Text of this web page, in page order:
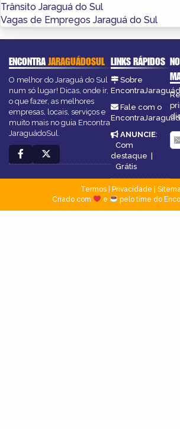
Trânsito Jaraguá do Sul
Vagas de Empregos Jaraguá do Sul
ENCONTRAJARAGUÁDOSUL
O melhor do Jaraguá do Sul
num só lugar! Dicas, onde ir,
o que fazer, as melhores
empresas, locais, serviços e
muito mais no guia Encontra
JaraguádoSul.
LINKS RÁPIDOS
Sobre
Fale com o
ANUNCIE:
Com
destaque
Grátis
Termos| Privacidade
Criado com
e pelo time do